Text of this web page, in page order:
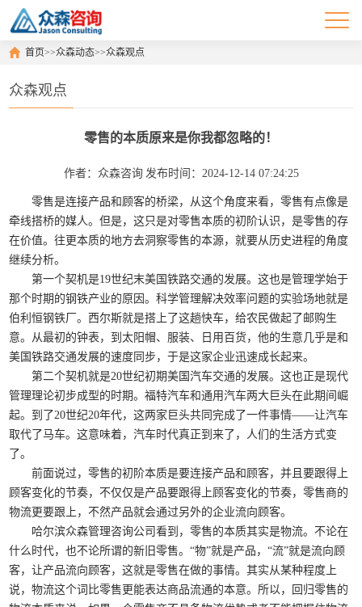
首页>>众森动态>>众森观点
众森观点
零售的本质原来是你我都忽略的！
作者：众森咨询 发布时间：2024-12-14 07:24:25
零售是连接产品和顾客的桥梁，从这个角度来看，零售有点像是
牵线搭桥的媒人。但是，这只是对零售本质的初阶认识，是零售的存
在价值。往更本质的地方去洞察零售的本源，就要从历史进程的角度
继续分析。
第一个契机是19世纪末美国铁路交通的发展。这也是管理学始于
那个时期的钢铁产业的原因。科学管理解决效率问题的实验场地就是
伯利恒钢铁厂。西尔斯就是搭上了这趟快车，给农民做起了邮购生
意。从最初的钟表，到太阳帽、服装、日用百货，他的生意几乎是和
美国铁路交通发展的速度同步，于是这家企业迅速成长起来。
第二个契机就是20世纪初期美国汽车交通的发展。这也正是现代
管理理论初步成型的时期。福特汽车和通用汽车两大巨头在此期间崛
起。到了20世纪20年代，这两家巨头共同完成了一件事情——让汽车
取代了马车。这意味着，汽车时代真正到来了，人们的生活方式变
了。
前面说过，零售的初阶本质是要连接产品和顾客，并且要跟得上
顾客变化的节奏，不仅仅是产品要跟得上顾客变化的节奏，零售商的
物流更要跟上，不然产品就会通过另外的企业流向顾客。
哈尔滨众森管理咨询公司看到，零售的本质其实是物流。不论在
什么时代，也不论所谓的新旧零售。“物”就是产品，“流”就是流向顾
客，让产品流向顾客，这就是零售在做的事情。其实从某种程度上
说，物流这个词比零售更能表达商品流通的本意。所以，回归零售的